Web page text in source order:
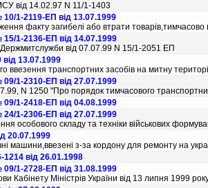
вiд 14.02.97 N 11/1-1403
1-2119-ЕП від 13.07.1999
факту загибелi або втрати товарiв,тимчасово
1-2136-ЕП від 14.07.1999
вiд 07.07.99 N 15/1-2051 ЕП
13.07.1999
ввезення транспортних засобiв на митну
1-2310-ЕП від 27.07.1999
N 1250 "Про порядок тимчасового
1-2418-ЕП від 04.08.1999
1-2306-ЕП від 27.07.1999
особового складу та технiки вiйськових
20.07.1999
машини,ввезенi з-за кордону для ремонту на
від 26.01.1998
1-2728-ЕП від 31.08.1999
Кабiнету Мiнiстрiв України вiд 13 липня 1999